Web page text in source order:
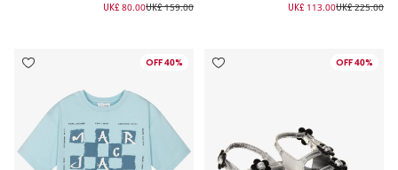
UK£ 225.00
UK£ 113.00
UK£ 159.00
UK£ 80.00
40% OFF
40% OFF